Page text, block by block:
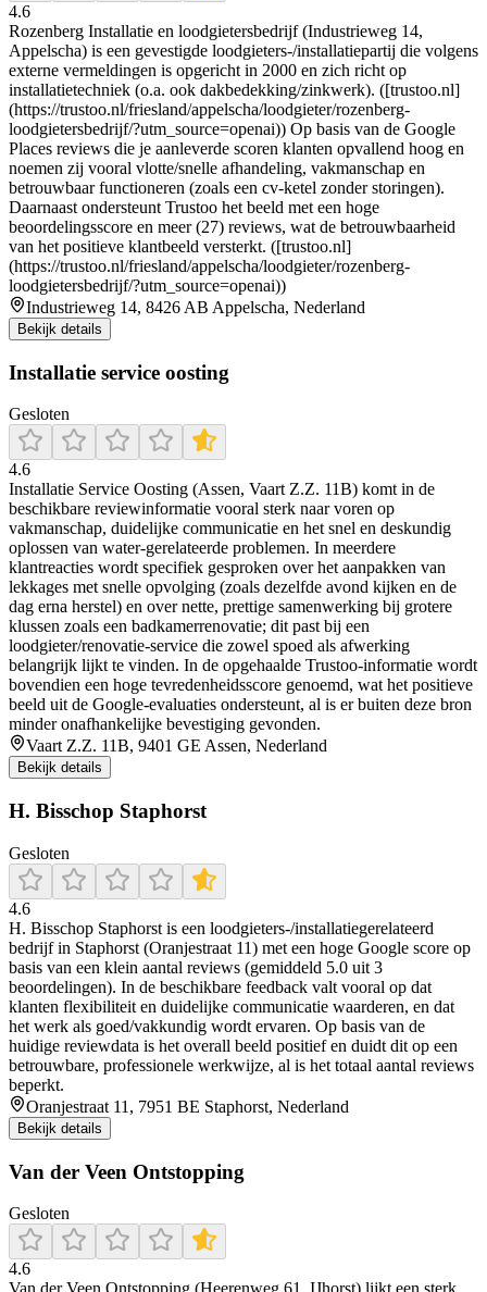
4.6
Rozenberg Installatie en loodgietersbedrijf (Industrieweg 14,
Appelscha) is een gevestigde loodgieters-/installatiepartij die volgens
externe vermeldingen is opgericht in 2000 en zich richt op
installatietechniek (o.a. ook dakbedekking/zinkwerk). ([trustoo.nl]
(https://trustoo.nl/friesland/appelscha/loodgieter/rozenberg-
loodgietersbedrijf/?utm_source=openai)) Op basis van de Google
Places reviews die je aanleverde scoren klanten opvallend hoog en
noemen zij vooral vlotte/snelle afhandeling, vakmanschap en
betrouwbaar functioneren (zoals een cv-ketel zonder storingen).
Daarnaast ondersteunt Trustoo het beeld met een hoge
beoordelingsscore en meer (27) reviews, wat de betrouwbaarheid
van het positieve klantbeeld versterkt. ([trustoo.nl]
(https://trustoo.nl/friesland/appelscha/loodgieter/rozenberg-
loodgietersbedrijf/?utm_source=openai))
Industrieweg 14, 8426 AB Appelscha, Nederland
Bekijk details
Installatie service oosting
Gesloten
4.6
Installatie Service Oosting (Assen, Vaart Z.Z. 11B) komt in de
beschikbare reviewinformatie vooral sterk naar voren op
vakmanschap, duidelijke communicatie en het snel en deskundig
oplossen van water-gerelateerde problemen. In meerdere
klantreacties wordt specifiek gesproken over het aanpakken van
lekkages met snelle opvolging (zoals dezelfde avond kijken en de
dag erna herstel) en over nette, prettige samenwerking bij grotere
klussen zoals een badkamerrenovatie; dit past bij een
loodgieter/renovatie-service die zowel spoed als afwerking
belangrijk lijkt te vinden. In de opgehaalde Trustoo-informatie wordt
bovendien een hoge tevredenheidsscore genoemd, wat het positieve
beeld uit de Google-evaluaties ondersteunt, al is er buiten deze bron
minder onafhankelijke bevestiging gevonden.
Vaart Z.Z. 11B, 9401 GE Assen, Nederland
Bekijk details
H. Bisschop Staphorst
Gesloten
4.6
H. Bisschop Staphorst is een loodgieters-/installatiegerelateerd
bedrijf in Staphorst (Oranjestraat 11) met een hoge Google score op
basis van een klein aantal reviews (gemiddeld 5.0 uit 3
beoordelingen). In de beschikbare feedback valt vooral op dat
klanten flexibiliteit en duidelijke communicatie waarderen, en dat
het werk als goed/vakkundig wordt ervaren. Op basis van de
huidige reviewdata is het overall beeld positief en duidt dit op een
betrouwbare, professionele werkwijze, al is het totaal aantal reviews
beperkt.
Oranjestraat 11, 7951 BE Staphorst, Nederland
Bekijk details
Van der Veen Ontstopping
Gesloten
4.6